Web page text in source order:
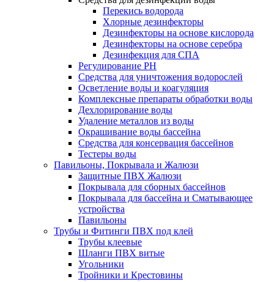
Перекись водорода
Хлорные дезинфекторы
Дезинфекторы на основе кислорода
Дезинфекторы на основе серебра
Дезинфекция для СПА
Регулирование РН
Средства для уничтожения водорослей
Осветление воды и коагуляция
Комплексные препараты обработки воды
Дехлорирование воды
Удаление металлов из воды
Окрашивание воды бассейна
Средства для консервация бассейнов
Тестеры воды
Павильоны, Покрывала и Жалюзи
Защитные ПВХ Жалюзи
Покрывала для сборных бассейнов
Покрывала для бассейна и Сматывающее
устройства
Павильоны
Трубы и Фитинги ПВХ под клей
Трубы клеевые
Шланги ПВХ витые
Угольники
Тройники и Крестовины